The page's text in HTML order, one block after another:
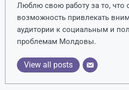
Люблю свою работу за то, что
возможность привлекать
аудитории к социальным и
проблемам Молдовы.
View all posts